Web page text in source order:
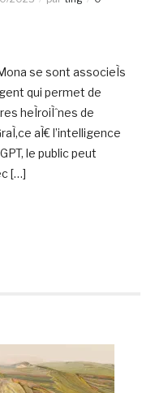
se sont associeÌs
qui permet de
heÌroiÌˆnes de
aÌ€ l’intelligence
le public peut
[…]